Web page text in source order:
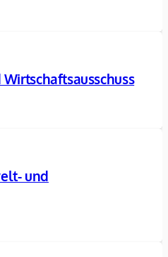
und